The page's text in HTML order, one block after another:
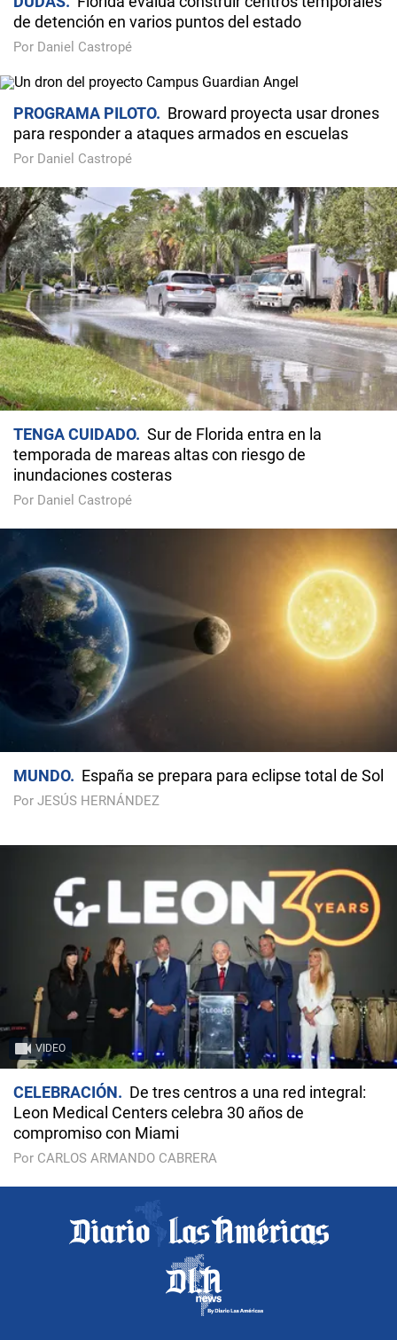
de detención en varios puntos del estado
Por Daniel Castropé
PROGRAMA PILOTO
Broward proyecta usar drones
para responder a ataques armados en escuelas
Por Daniel Castropé
TENGA CUIDADO
Sur de Florida entra en la
temporada de mareas altas con riesgo de
inundaciones costeras
Por Daniel Castropé
MUNDO España se prepara para eclipse total de Sol
Por JESÚS HERNÁNDEZ
VIDEO
CELEBRACIÓN
De tres centros a una red integral:
Leon Medical Centers celebra 30 años de
compromiso con Miami
Por CARLOS ARMANDO CABRERA